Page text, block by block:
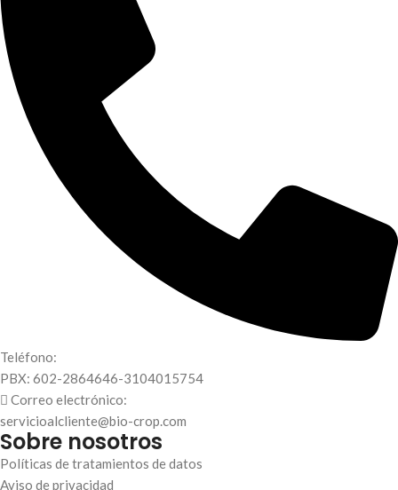
Teléfono:
PBX: 602-2864646-3104015754
Correo electrónico:
servicioalcliente@bio-crop.com
Sobre nosotros
Políticas de tratamientos de datos
Aviso de privacidad